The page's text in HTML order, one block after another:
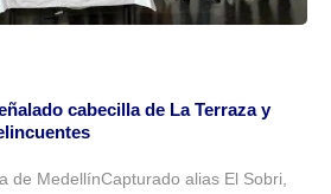
cabecilla de La Terraza y
de MedellínCapturado alias El Sobri,